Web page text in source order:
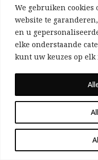
We gebruiken cookies
website te
en u
elke onderstaande
kunt uw keuzes op
WIE ZIJN WIJ?
HELP ONS
Aangezien we
(zonder